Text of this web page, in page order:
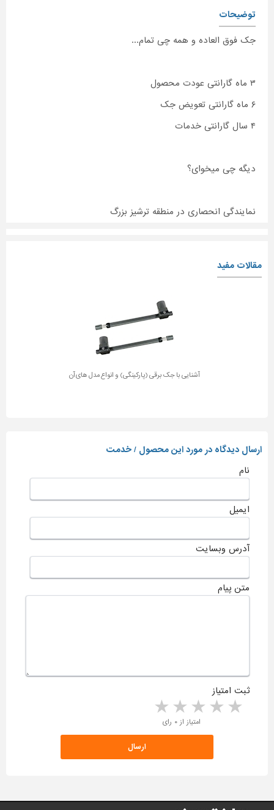
توضیحات
جک فوق العاده و همه چی تمام...
۳ ماه گارانتی عودت محصول
۶ ماه گارانتی تعویض جک
۴ سال گارانتی خدمات
دیگه چی میخوای؟
نمایندگی انحصاری در منطقه ترشیز بزرگ
مقالات مفید
آشنایی با جک برقی (پارکینگی) و انواع مدل های آن
ارسال دیدگاه در مورد این محصول / خدمت
نام
ایمیل
آدرس وبسایت
متن پیام
ثبت امتیاز
4 stars 3 stars 2 stars 1 star امتیاز از ۰ رای